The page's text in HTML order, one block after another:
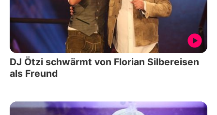
DJ Ötzi schwärmt von Florian Silbereisen
als Freund